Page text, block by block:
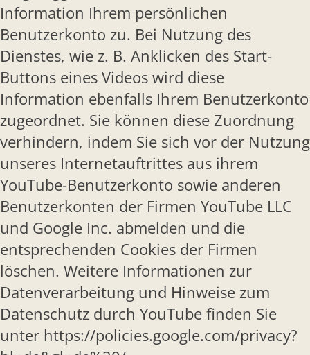
Information Ihrem persönlichen
Benutzerkonto zu. Bei Nutzung des
Dienstes, wie z. B. Anklicken des Start-
Buttons eines Videos wird diese
Information ebenfalls Ihrem Benutzerkonto
zugeordnet. Sie können diese Zuordnung
verhindern, indem Sie sich vor der Nutzung
unseres Internetauftrittes aus ihrem
YouTube-Benutzerkonto sowie anderen
Benutzerkonten der Firmen YouTube LLC
und Google Inc. abmelden und die
entsprechenden Cookies der Firmen
löschen. Weitere Informationen zur
Datenverarbeitung und Hinweise zum
Datenschutz durch YouTube finden Sie
unter https://policies.google.com/privacy?